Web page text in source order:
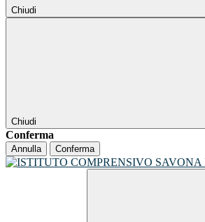
Chiudi
Chiudi
Conferma
Annulla Conferma